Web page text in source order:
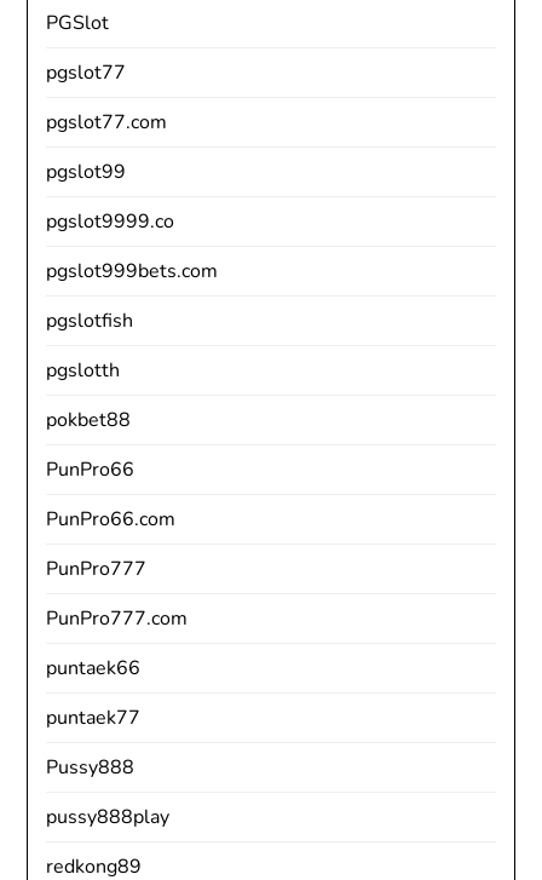
PGSlot
pgslot77
pgslot77.com
pgslot99
pgslot9999.co
pgslot999bets.com
pgslotfish
pgslotth
pokbet88
PunPro66
PunPro66.com
PunPro777
PunPro777.com
puntaek66
puntaek77
Pussy888
pussy888play
redkong89